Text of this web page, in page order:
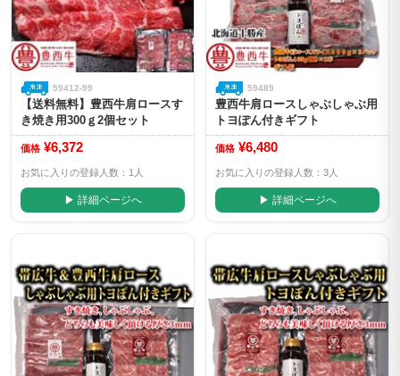
59412-99
【送料無料】豊西牛肩ロースす
き焼き用300ｇ2個セット
価格 ¥6,372
お気に入りの登録人数：1人
▶ 詳細ページへ
59489
豊西牛肩ロースしゃぶしゃぶ用
トヨぽん付きギフト
価格 ¥6,480
お気に入りの登録人数：3人
▶ 詳細ページへ